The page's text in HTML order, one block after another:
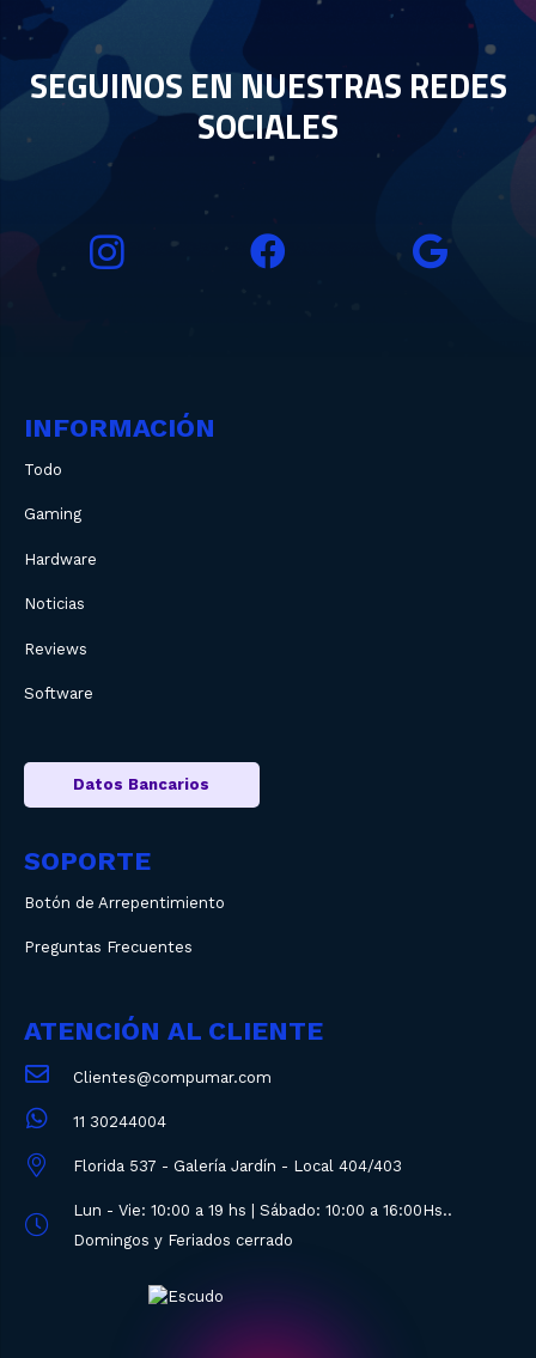
SEGUINOS EN NUESTRAS REDES
SOCIALES
INFORMACIÓN
Todo
Gaming
Hardware
Noticias
Reviews
Software
Datos Bancarios
SOPORTE
Botón de Arrepentimiento
Preguntas Frecuentes
ATENCIÓN AL CLIENTE
Clientes@compumar.com
11 30244004
Florida 537 - Galería Jardín - Local 404/403
Lun - Vie: 10:00 a 19 hs | Sábado: 10:00 a 16:00Hs..
Domingos y Feriados cerrado